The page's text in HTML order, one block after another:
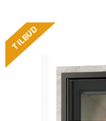
TILBUD